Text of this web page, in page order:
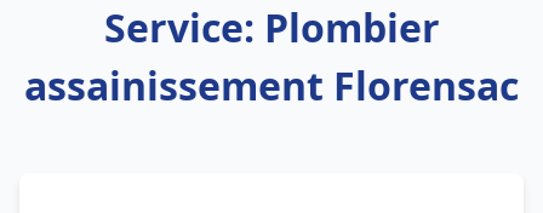
Service: Plombier
assainissement Florensac